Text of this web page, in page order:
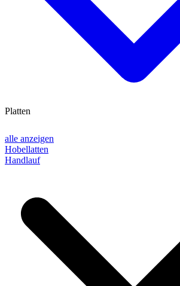
alle anzeigen
Hobellatten
Handlauf
Platten